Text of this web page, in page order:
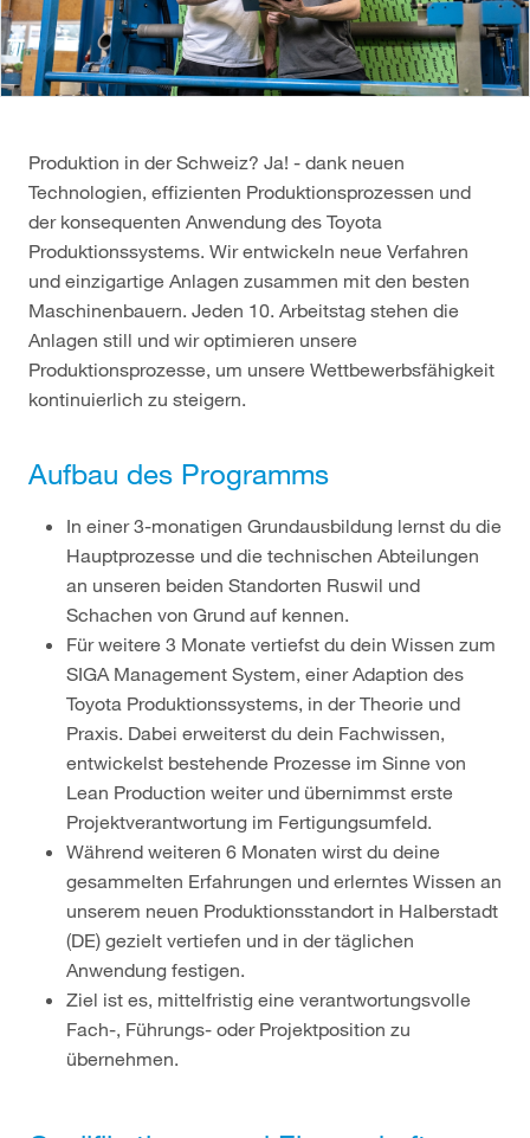
Produktion in der Schweiz? Ja! - dank neuen
Technologien, effizienten Produktionsprozessen und
der konsequenten Anwendung des Toyota
Produktionssystems. Wir entwickeln neue Verfahren
und einzigartige Anlagen zusammen mit den besten
Maschinenbauern. Jeden 10. Arbeitstag stehen die
Anlagen still und wir optimieren unsere
Produktionsprozesse, um unsere Wettbewerbsfähigkeit
kontinuierlich zu steigern.
Aufbau des Programms
In einer 3-monatigen Grundausbildung lernst du die
Hauptprozesse und die technischen Abteilungen
an unseren beiden Standorten Ruswil und
Schachen von Grund auf kennen.
Für weitere 3 Monate vertiefst du dein Wissen zum
SIGA Management System, einer Adaption des
Toyota Produktionssystems, in der Theorie und
Praxis. Dabei erweiterst du dein Fachwissen,
entwickelst bestehende Prozesse im Sinne von
Lean Production weiter und übernimmst erste
Projektverantwortung im Fertigungsumfeld.
Während weiteren 6 Monaten wirst du deine
gesammelten Erfahrungen und erlerntes Wissen an
unserem neuen Produktionsstandort in Halberstadt
(DE) gezielt vertiefen und in der täglichen
Anwendung festigen.
Ziel ist es, mittelfristig eine verantwortungsvolle
Fach-, Führungs- oder Projektposition zu
übernehmen.